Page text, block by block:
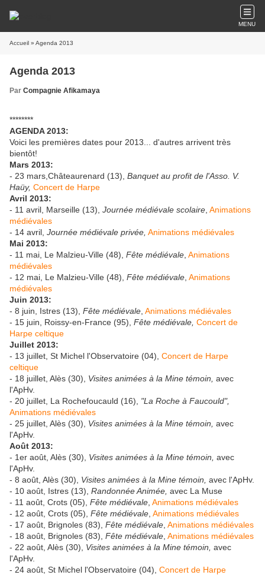
MENU
Accueil » Agenda 2013
Agenda 2013
Par Compagnie Afikamaya
********
AGENDA 2013:
Voici les premières dates pour 2013... d'autres arrivent très
bientôt!
Mars 2013:
- 23 mars,Châteaurenard (13), Banquet au profit de l'Asso. V.
Haüy, Concert de Harpe
Avril 2013:
- 11 avril, Marseille (13), Journée médiévale scolaire Animations
médiévales
- 14 avril, Journée médiévale privée, Animations médiévales
Mai 2013:
- 11 mai, Le Malzieu-Ville (48), Fête médiévale Animations
médiévales
- 12 mai, Le Malzieu-Ville (48), Fête médiévale Animations
médiévales
Juin 2013:
- 8 juin, Istres (13), Fête médiévale Animations médiévales
- 15 juin, Roissy-en-France (95), Fête médiévale, Concert de
Harpe celtique
Juillet 2013:
- 13 juillet, St Michel l'Observatoire (04), Concert de Harpe
celtique
- 18 juillet, Alès (30), Visites animées à la Mine témoin, avec
l'ApHv.
- 20 juillet, La Rochefoucauld (16), "La Roche à Faucould",
Animations médiévales
- 25 juillet, Alès (30), Visites animées à la Mine témoin, avec
l'ApHv.
Août 2013:
- 1er août, Alès (30), Visites animées à la Mine témoin, avec
l'ApHv.
- 8 août, Alès (30), Visites animées à la Mine témoin, avec l'ApHv.
- 10 août, Istres (13), Randonnée Animée, avec La Muse
- 11 août, Crots (05), Fête médiévale Animations médiévales
- 12 août, Crots (05), Fête médiévale Animations médiévales
- 17 août, Brignoles (83), Fête médiévale Animations médiévales
- 18 août, Brignoles (83), Fête médiévale Animations médiévales
- 22 août, Alès (30), Visites animées à la Mine témoin, avec
l'ApHv.
- 24 août, St Michel l'Observatoire (04), Concert de Harpe